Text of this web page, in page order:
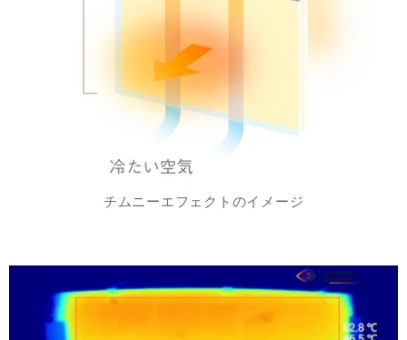
チムニーエフェクトのイメージ